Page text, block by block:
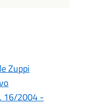
Zuppi
16/2004 -